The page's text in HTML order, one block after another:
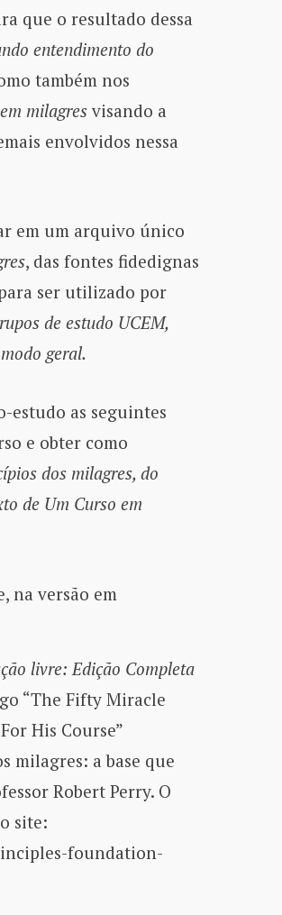
que o resultado dessa
entendimento do
também nos
milagresvisando a
envolvidos nessa
em um arquivo único
, das fontes fidedignas
ser utilizado por
de estudo UCEM,
geral.
estudo as seguintes
e obter como
dos milagres, do
de Um Curso em
na versão em
livre: Edição Completa
“The Fifty Miracle
His Course”
milagres: a base que
Robert Perry. O
site:
foundation-